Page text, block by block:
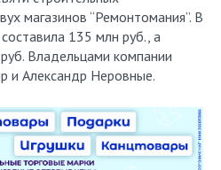
магазинов “Ремонтомания”. В
135 млн руб., а
Владельцами компании
и Александр Неровные.